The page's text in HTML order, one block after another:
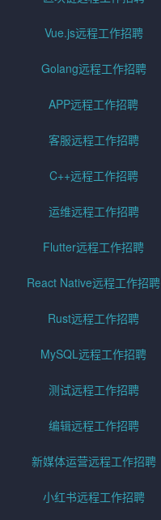
Vue.js远程工作招聘
Golang远程工作招聘
APP远程工作招聘
客服远程工作招聘
C++远程工作招聘
运维远程工作招聘
Flutter远程工作招聘
React Native远程工作招聘
Rust远程工作招聘
MySQL远程工作招聘
测试远程工作招聘
编辑远程工作招聘
新媒体运营远程工作招聘
小红书远程工作招聘